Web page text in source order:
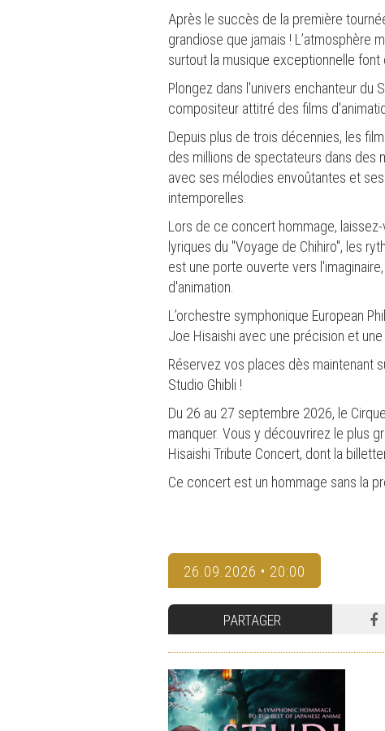
Après le succès de la première
grandiose que jamais ! L’atmosphère
surtout la musique exceptionnelle font
Plongez dans l'univers enchanteur du
compositeur attitré des films
Depuis plus de trois décennies, les
des millions de spectateurs dans des
avec ses mélodies envoûtantes et
intemporelles.
Lors de ce concert hommage,
lyriques du "Voyage de Chihiro", les
est une porte ouverte vers
d'animation.
L’orchestre symphonique European
Joe Hisaishi avec une précision et
Réservez vos places dès maintenant
Studio Ghibli !
Du 26 au 27 septembre 2026, le
manquer. Vous y découvrirez le plus
Hisaishi Tribute Concert, dont la
Ce concert est un hommage sans la
26.09.2026 • 20:00
PARTAGER